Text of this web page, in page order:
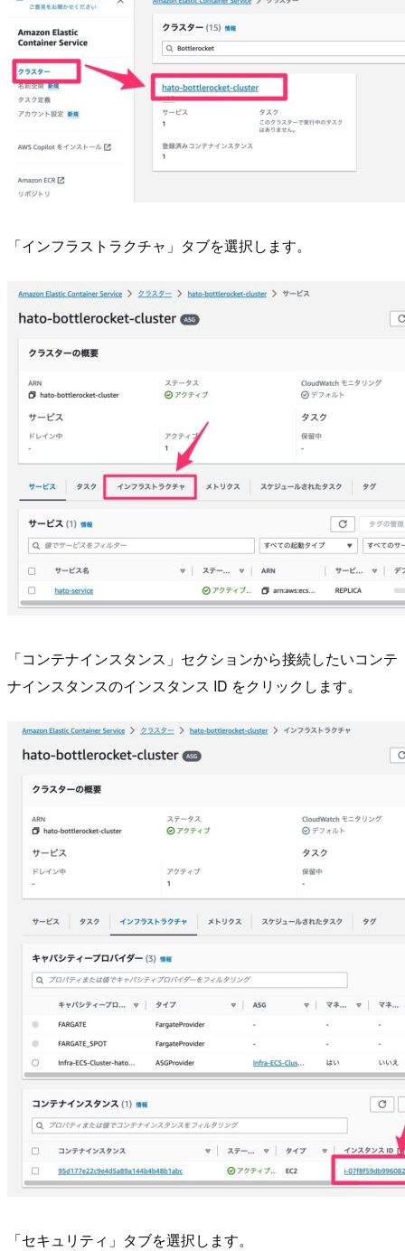
「インフラストラクチャ」タブを選択します。
「コンテナインスタンス」セクションから接続したいコンテ
ナインスタンスのインスタンス ID をクリックします。
「セキュリティ」タブを選択します。